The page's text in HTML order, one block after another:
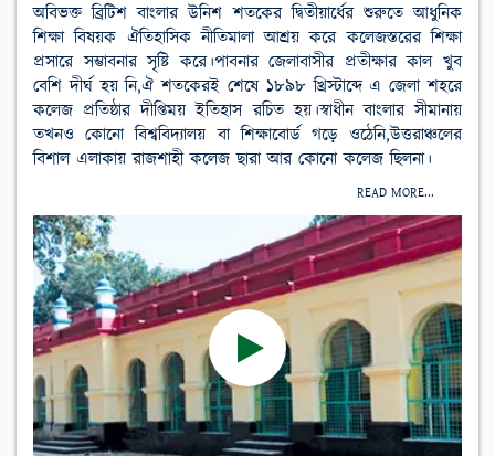
অবিভক্ত ব্রিটিশ বাংলার উনিশ শতকের দ্বিতীয়ার্ধের শুরুতে আধুনিক
শিক্ষা বিষয়ক ঐতিহাসিক নীতিমালা আশ্রয় করে কলেজস্তরের শিক্ষা
প্রসারে সম্ভাবনার সৃষ্টি করে।পাবনার জেলাবাসীর প্রতীক্ষার কাল খুব
বেশি দীর্ঘ হয় নি,ঐ শতকেরই শেষে ১৮৯৮ খ্রিস্টাব্দে এ জেলা শহরে
কলেজ প্রতিষ্ঠার দীপ্তিময় ইতিহাস রচিত হয়।স্বাধীন বাংলার সীমানায়
তখনও কোনো বিশ্ববিদ্যালয় বা শিক্ষাবোর্ড গড়ে ওঠেনি,উত্তরাঞ্চলের
বিশাল এলাকায় রাজশাহী কলেজ ছারা আর কোনো কলেজ ছিলনা।
READ MORE...